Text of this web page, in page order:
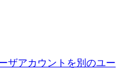
ザアカウントを別のユー